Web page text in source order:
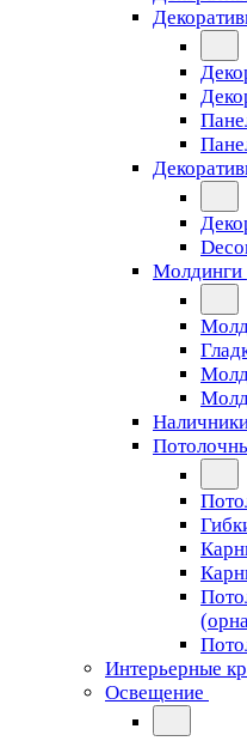
Молдинги
Интерьерные
Освещение